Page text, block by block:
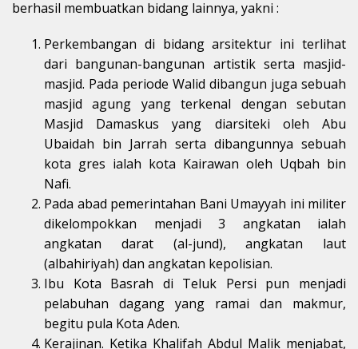
berhasil membuatkan bidang lainnya, yakni :
Perkembangan di bidang arsitektur ini terlihat
dari bangunan-bangunan artistik serta masjid-
masjid. Pada periode Walid dibangun juga sebuah
masjid agung yang terkenal dengan sebutan
Masjid Damaskus yang diarsiteki oleh Abu
Ubaidah bin Jarrah serta dibangunnya sebuah
kota gres ialah kota Kairawan oleh Uqbah bin
Nafi.
Pada abad pemerintahan Bani Umayyah ini militer
dikelompokkan menjadi 3 angkatan ialah
angkatan darat (al-jund), angkatan laut
(albahiriyah) dan angkatan kepolisian.
Ibu Kota Basrah di Teluk Persi pun menjadi
pelabuhan dagang yang ramai dan makmur,
begitu pula Kota Aden.
Kerajinan. Ketika Khalifah Abdul Malik menjabat,